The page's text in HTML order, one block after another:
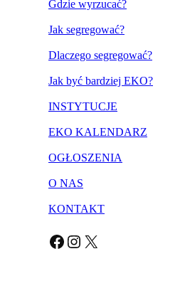
Gdzie wyrzucać?
Jak segregować?
Dlaczego segregować?
Jak być bardziej EKO?
INSTYTUCJE
EKO KALENDARZ
OGŁOSZENIA
O NAS
KONTAKT
Facebook Instagram X